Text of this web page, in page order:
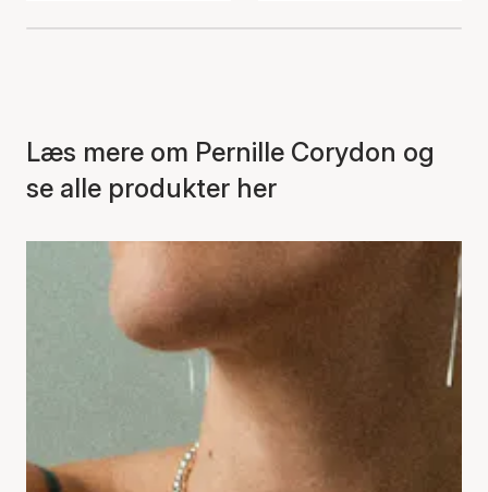
Læs mere om Pernille Corydon og
se alle produkter her